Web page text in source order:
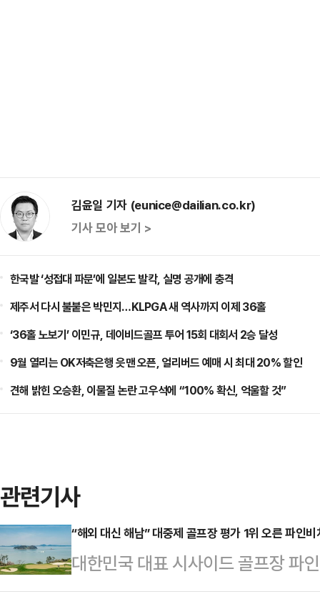
김윤일 기자 (eunice@dailian.co.kr)
기사 모아 보기 >
한국발 ‘성접대 파문’에 일본도 발칵, 실명 공개에 충격
제주서 다시 불붙은 박민지…KLPGA 새 역사까지 이제 36홀
‘36홀 노보기’ 이민규, 데이비드골프 투어 15회 대회서 2승 달성
9월 열리는 OK저축은행 읏맨 오픈, 얼리버드 예매 시 최대 20% 할인
견해 밝힌 오승환, 이물질 논란 고우석에 “100% 확신, 억울할 것”
관련기사
“해외 대신 해남” 대중제 골프장 평가 1위 오른 파인비
대한민국 대표 시사이드 골프장 파
가운데 최고 평가를 받으며 프리미